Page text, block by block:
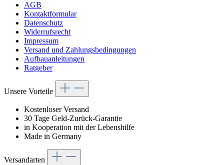
AGB
Kontaktformular
Datenschutz
Widerrufsrecht
Impressum
Versand und Zahlungsbedingungen
Aufbauanleitungen
Ratgeber
Unsere Vorteile
Kostenloser Versand
30 Tage Geld-Zurück-Garantie
in Kooperation mit der Lebenshilfe
Made in Germany
Versandarten